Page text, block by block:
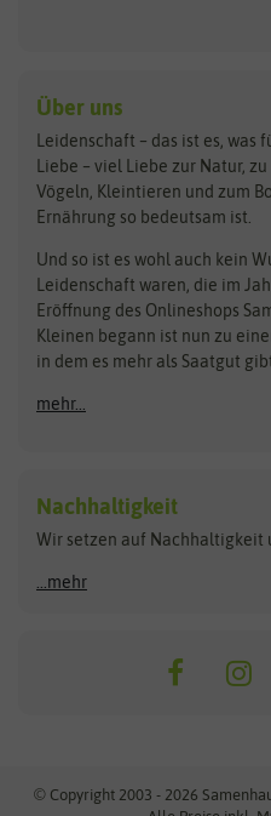
Kräutersamen
Obstsamen
Pilzbrut
Rasensamen
Steckzwiebeln
Zimmer & Kübelpflanzen
Kataloge
Schnäppchen
Anzucht & Gartenzubehör
Anzuchtschalen
Heizmatte & Heizkabel
Kokos-Quelltabletten
Zimmergewächshaus
Maissamen
Benary
Bingenheimer Saatgut
Bionana
BIOWOL
Blumicorn
Bûten Birds
Carl Pabst
Florissa
Flortis
Franchi Sementi
Über uns
Leidenschaft – das ist es,
Liebe – viel Liebe zur Natur,
Vögeln, Kleintieren und zum
Ernährung so bedeutsam ist.
Und so ist es wohl auch kein
Leidenschaft waren, die im
Eröffnung des Onlineshops
Kleinen begann ist nun zu
in dem es mehr als Saatgut
mehr...
Nachhaltigkeit
Wir setzen auf Nachhaltigkeit
...mehr
© Copyright 2003 - 2026